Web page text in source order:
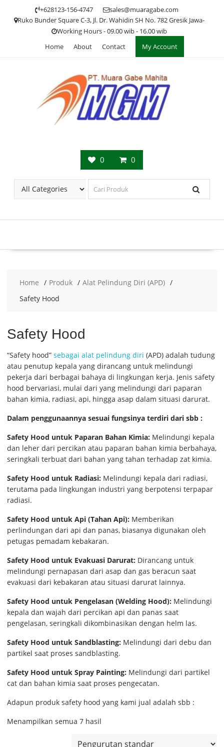
+628123-156-4747
sales@muaragabe.com
Ruko Bunder Square C-3, Jl. Dr. Wahidin SH No. 782 Gresik Jawa-
Working Hours - 09.00 wib - 16.00 wib
Home
About Contact My Account
0 0
Home Produk
Alat Pelindung Diri (APD)
Safety Hood
Safety Hood
“Safety hood”sebagai alat pelindung diri (APD) adalah tudung
atau penutup kepala yang dirancang untuk melindungi
pekerja dari berbagai bahaya di lingkungan kerja. Jenis safety
hood bervariasi, mulai dari yang melindungi dari paparan
bahan kimia, radiasi, api, hingga asap dalam situasi darurat.
Dalam penggunaannya sesuai fungsinya terdiri dari sbb :
Safety Hood untuk Paparan Bahan Kimia: Melindungi kepala
dan leher dari percikan atau paparan bahan kimia berbahaya,
seringkali terbuat dari bahan yang tahan terhadap zat kimia.
Safety Hood untuk Radiasi: Melindungi kepala dari radiasi,
terutama pada lingkungan industri yang berpotensi terpapar
radiasi.
Safety Hood untuk Api (Tahan Api): Memberikan
perlindungan dari api dan panas, biasanya digunakan oleh
petugas pemadam kebakaran.
Safety Hood untuk Evakuasi Darurat: Dirancang untuk
melindungi pernapasan dari asap dan gas beracun saat
evakuasi dari kebakaran atau situasi darurat lainnya.
Safety Hood untuk Pengelasan (Welding Hood): Melindungi
kepala dan wajah dari percikan api dan panas saat
pengelasan, seringkali dikombinasikan dengan helm las.
Safety Hood untuk Sandblasting: Melindungi dari debu dan
partikel saat proses sandblasting.
Safety Hood untuk Spray Painting: Melindungi dari partikel
cat dan bahan kimia saat proses pengecatan.
Adapun produk safety hood yang kami jual adalah sbb :
Menampilkan semua 7 hasil